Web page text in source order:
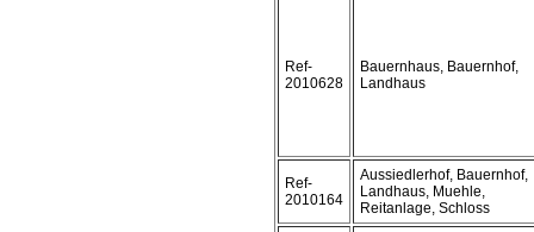
Ref-
2010628
Bauernhaus, Bauernhof,
Landhaus
Ref-
2010164
Aussiedlerhof, Bauernhof,
Landhaus, Muehle,
Reitanlage, Schloss